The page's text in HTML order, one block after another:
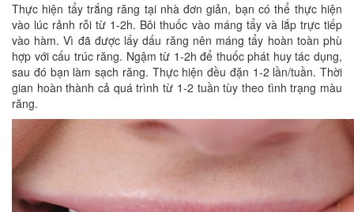
Thực hiện tẩy trắng răng tại nhà đơn giản, bạn có thể thực hiện
vào lúc rảnh rỗi từ 1-2h. Bôi thuốc vào máng tẩy và lắp trực tiếp
vào hàm. Vì đã được lấy dấu răng nên máng tẩy hoàn toàn phù
hợp với cấu trúc răng. Ngậm từ 1-2h để thuốc phát huy tác dụng,
sau đó bạn làm sạch răng. Thực hiện đều đặn 1-2 lần/tuần. Thời
gian hoàn thành cả quá trình từ 1-2 tuần tùy theo tình trạng màu
răng.